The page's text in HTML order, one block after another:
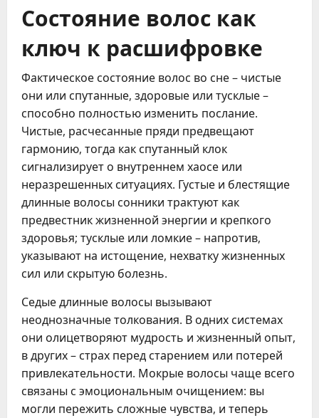
Состояние волос как
ключ к расшифровке
Фактическое состояние волос во сне – чистые
они или спутанные, здоровые или тусклые –
способно полностью изменить послание.
Чистые, расчесанные пряди предвещают
гармонию, тогда как спутанный клок
сигнализирует о внутреннем хаосе или
неразрешенных ситуациях. Густые и блестящие
длинные волосы сонники трактуют как
предвестник жизненной энергии и крепкого
здоровья; тусклые или ломкие – напротив,
указывают на истощение, нехватку жизненных
сил или скрытую болезнь.
Седые длинные волосы вызывают
неоднозначные толкования. В одних системах
они олицетворяют мудрость и жизненный опыт,
в других – страх перед старением или потерей
привлекательности. Мокрые волосы чаще всего
связаны с эмоциональным очищением: вы
могли пережить сложные чувства, и теперь